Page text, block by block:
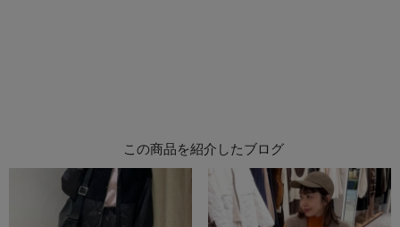
この商品を紹介したブログ